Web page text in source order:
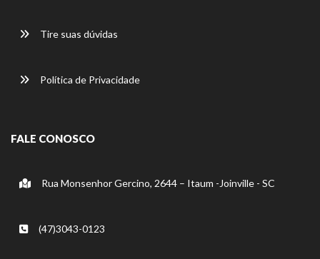
Tire suas dúvidas
Política de Privacidade
FALE CONOSCO
Rua Monsenhor Gercino, 2644 – Itaum -Joinville - SC
(47)3043-0123